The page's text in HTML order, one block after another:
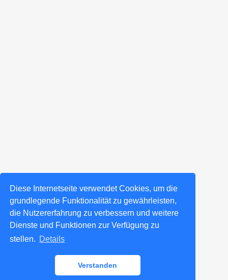
Diese Internetseite verwendet Cookies, um die
grundlegende Funktionalität zu gewährleisten,
die Nutzererfahrung zu verbessern und weitere
Dienste und Funktionen zur Verfügung zu
stellen. Details
Verstanden